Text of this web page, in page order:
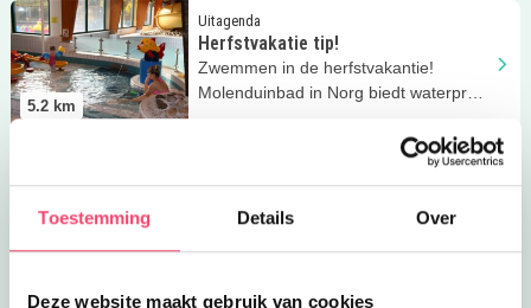
Toestemming Details Over
Deze website maakt gebruik van cookies
5.2 km
Uitagenda
Herfstvakatie tip!
Zwemmen in de herfstvakantie!
Molenduinbad in Norg biedt waterpret
Lees meer Herfstvakatie tip!
Ronostrand in Drenthe
aan de rand van de Drentse bossen in
het dorpje.
Eropuit